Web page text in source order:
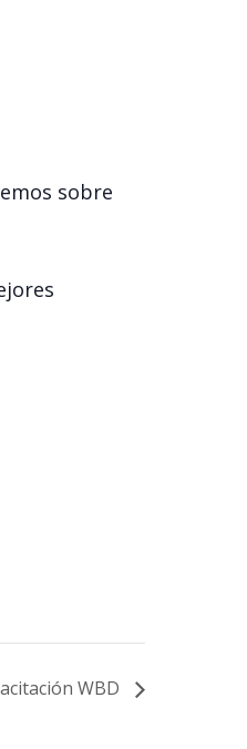
sobre
WBD